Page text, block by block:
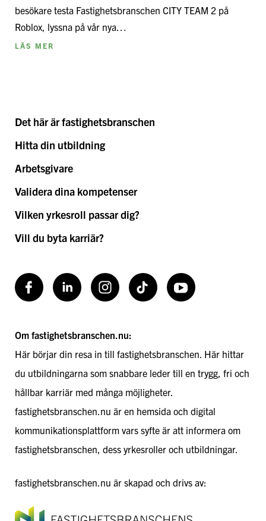
besökare testa Fastighetsbranschen CITY TEAM 2 på
Roblox, lyssna på vår nya…
LÄS MER
Det här är fastighetsbranschen
Hitta din utbildning
Arbetsgivare
Validera dina kompetenser
Vilken yrkesroll passar dig?
Vill du byta karriär?
FacebookLinkedInInstagramTikToK Youtube
Om fastighetsbranschen.nu:
Här börjar din resa in till fastighetsbranschen. Här hittar
du utbildningarna som snabbare leder till en trygg, fri och
hållbar karriär med många möjligheter.
fastighetsbranschen.nu är en hemsida och digital
kommunikationsplattform vars syfte är att informera om
fastighetsbranschen, dess yrkesroller och utbildningar.
fastighetsbranschen.nu är skapad och drivs av: